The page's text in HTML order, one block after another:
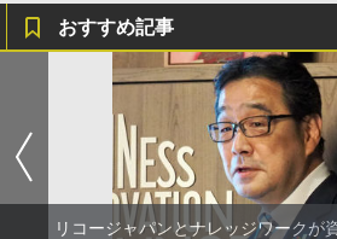
おすすめ記事
リコージャパンとナレッジワークが